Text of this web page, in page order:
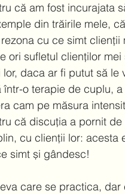
că am fost incurajata
din trăirile mele,
cu ce simt clienții
ori sufletul clienților
lor, daca ar fi putut să le
într-o terapie de cuplu,
cam pe măsura
că discuția a pornit
cu clienții lor: acesta
simt și gândesc!
care se practica,